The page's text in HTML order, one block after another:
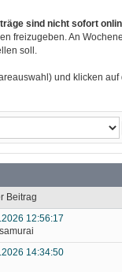
sind nicht sofort
freizugeben. An
soll.
und klicken auf
Beitrag
12:56:17
14:34:50